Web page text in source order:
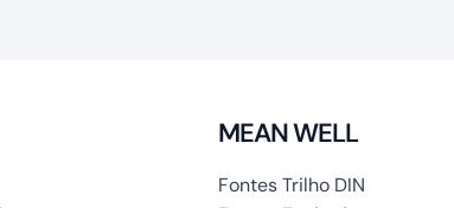
MEAN WELL
Fontes Trilho DIN